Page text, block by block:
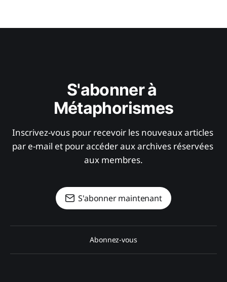
S'abonner à
Métaphorismes
Inscrivez-vous pour recevoir les nouveaux articles
par e-mail et pour accéder aux archives réservées
aux membres.
S'abonner maintenant
Abonnez-vous